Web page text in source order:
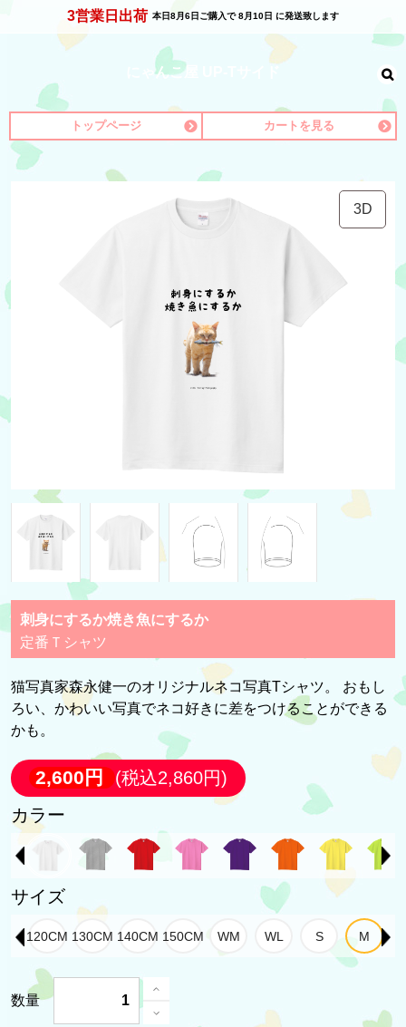
3営業日出荷 本日8月6日 ご購入で8月10日 に発送致します
にゃんこ屋 UP-Tサイド
トップページ カートを見る
3D
刺身にするか焼き魚にするか
定番Ｔシャツ
猫写真家森永健一のオリジナルネコ写真Tシャツ。 おもし
ろい、かわいい写真でネコ好きに差をつけることができる
かも。
2,600円
(税込2,860円)
カラー
サイズ
数量